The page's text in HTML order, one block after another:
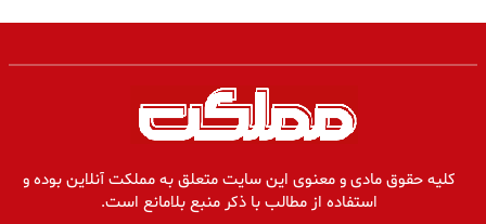
کلیه حقوق مادی و معنوی این سایت متعلق به مملکت آنلاین بوده و
استفاده از مطالب با ذکر منبع بلامانع است.